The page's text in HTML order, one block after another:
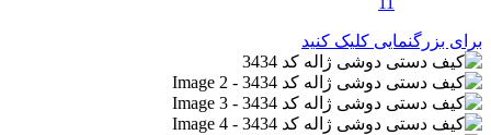
برای بزرگنمایی کلیک کنید